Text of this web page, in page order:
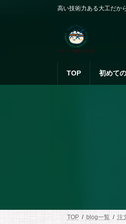
ッ
移
高い技術力ある大工だか
TOP 初めて
TOP blog一覧 注